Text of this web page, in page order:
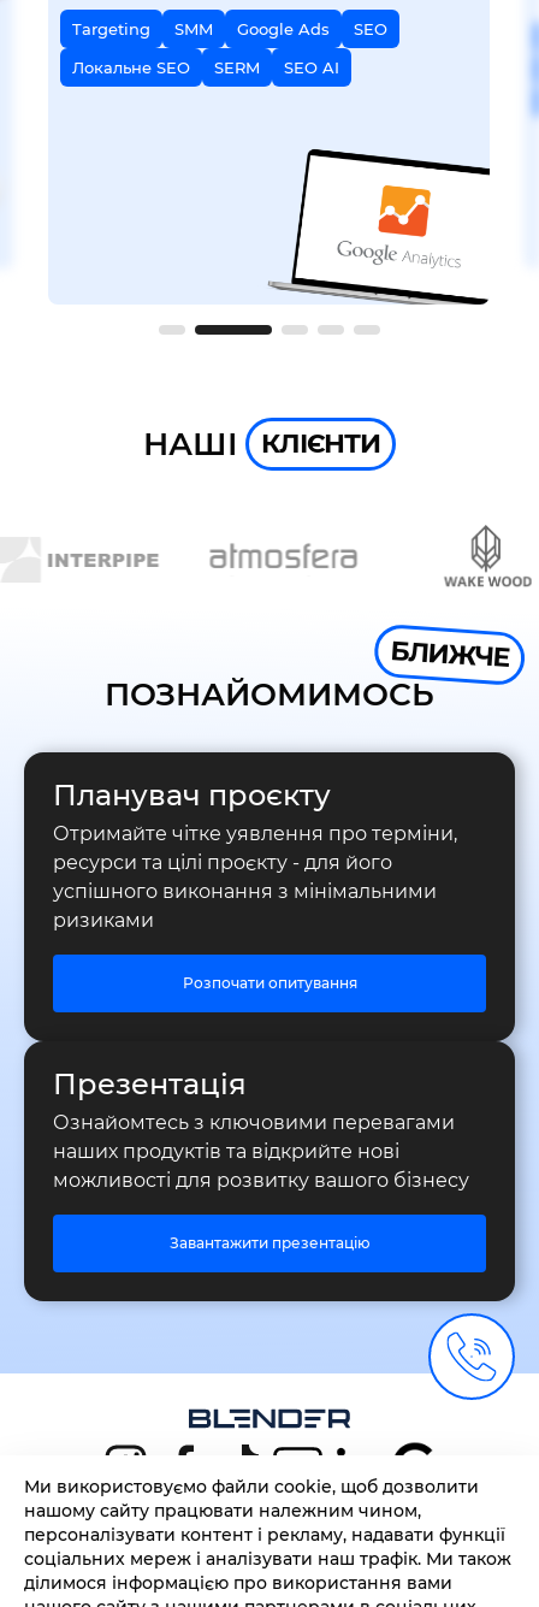
Targeting SMM Google Ads
SEO
Локальне SEO
SERM SEO AI
НАШІ КЛІЄНТИ
ПОЗНАЙОМИМОСЬ
БЛИЖЧЕ
Планувач проєкту
Отримайте чітке уявлення про терміни,
ресурси та цілі проєкту - для його
успішного виконання з мінімальними
ризиками
Розпочати опитування
Презентація
Ознайомтесь з ключовими перевагами
наших продуктів та відкрийте нові
можливості для розвитку вашого бізнесу
Завантажити презентацію
Політика конфіденційності
+38 (068) 130 55 00
Ми використовуємо файли cookie, щоб дозволити
нашому сайту працювати належним чином,
персоналізувати контент і рекламу, надавати функції
соціальних мереж і аналізувати наш трафік. Ми також
ділимося інформацією про використання вами